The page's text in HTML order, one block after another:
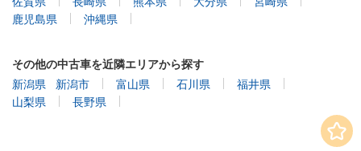
鹿児島県
沖縄県
その他の中古車を近隣エリアから探す
新潟県
新潟市 富山県 石川県
福井県
山梨県
長野県